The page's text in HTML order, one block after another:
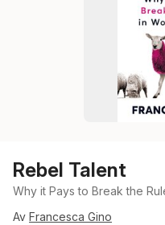
Rebel Talent
Why it Pays to Break the
Av Francesca Gino